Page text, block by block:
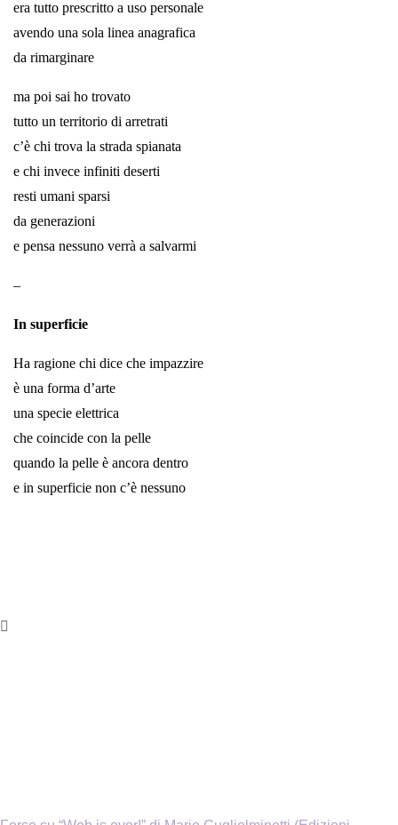
era tutto prescritto a uso personale
avendo una sola linea anagrafica
da rimarginare
ma poi sai ho trovato
tutto un territorio di arretrati
c’è chi trova la strada spianata
e chi invece infiniti deserti
resti umani sparsi
da generazioni
e pensa nessuno verrà a salvarmi
–
In superficie
Ha ragione chi dice che impazzire
è una forma d’arte
una specie elettrica
che coincide con la pelle
quando la pelle è ancora dentro
e in superficie non c’è nessuno